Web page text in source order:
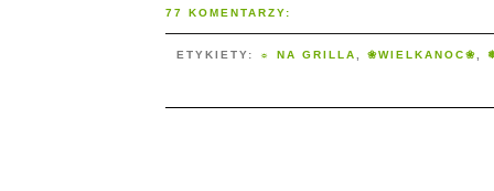
77 KOMENTARZY:
ETYKIETY: ☼ NA GRILLA ❀WIELKANOC❀